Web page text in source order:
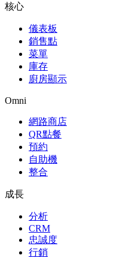
核心
儀表板
銷售點
菜單
庫存
廚房顯示
Omni
網路商店
QR點餐
預約
自助機
整合
成長
分析
CRM
忠誠度
行銷